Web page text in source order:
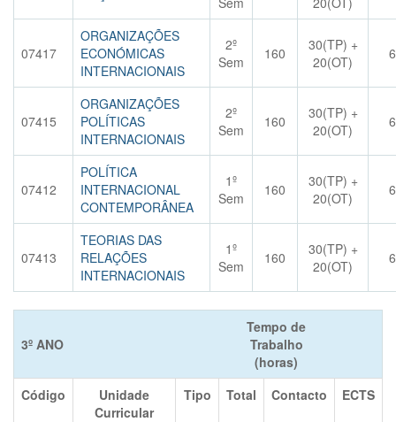
07417
ORGANIZAÇÕES
ECONÓMICAS
INTERNACIONAIS
2º
Sem
160
30(TP) +
20(OT)
6
07415
ORGANIZAÇÕES
POLÍTICAS
INTERNACIONAIS
2º
Sem
160
30(TP) +
20(OT)
6
07412
POLÍTICA
INTERNACIONAL
CONTEMPORÂNEA
1º
Sem
160
30(TP) +
20(OT)
6
07413
TEORIAS DAS
RELAÇÕES
INTERNACIONAIS
1º
Sem
160
30(TP) +
20(OT)
6
3º ANO
Tempo de
Trabalho
(horas)
Código
Unidade
Curricular
Tipo Total Contacto ECTS